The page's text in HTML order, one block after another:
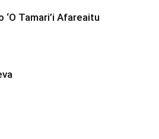
‘O Tamari’i Afareaitu